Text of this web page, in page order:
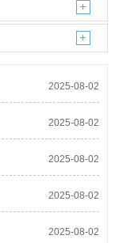
2025-08-02
2025-08-02
2025-08-02
2025-08-02
2025-08-02